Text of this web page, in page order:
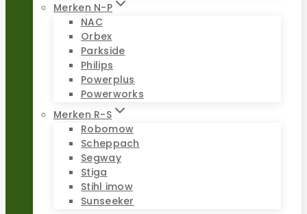
Merken N-P
NAC
Orbex
Parkside
Philips
Powerplus
Powerworks
Merken R-S
Robomow
Scheppach
Segway
Stiga
Stihl imow
Sunseeker